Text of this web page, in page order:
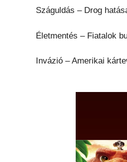
Száguldás – Drog
Életmentés – Fiatalok
Invázió – Amerikai